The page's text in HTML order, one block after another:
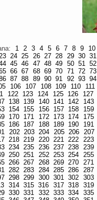
1 2 3 4 5 6 7 8 9 10
24 25 26 27 28 29 30 31
45 46 47 48 49 50 51 52
66 67 68 69 70 71 72 73
87 88 89 90 91 92 93 94
106 107 108 109 110 111
122 123 124 125 126 127
138 139 140 141 142 143
154 155 156 157 158 159
170 171 172 173 174 175
186 187 188 189 190 191
202 203 204 205 206 207
218 219 220 221 222 223
234 235 236 237 238 239
250 251 252 253 254 255
266 267 268 269 270 271
282 283 284 285 286 287
298 299 300 301 302 303
314 315 316 317 318 319
330 331 332 333 334 335